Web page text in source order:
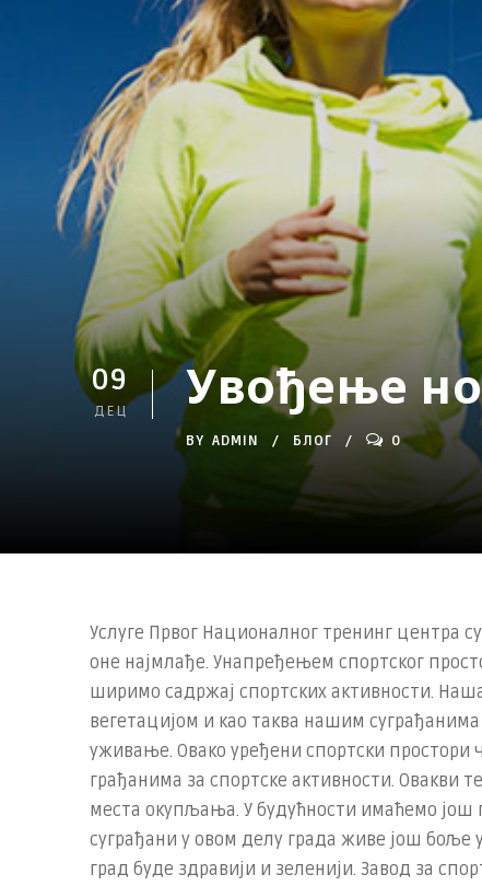
09
ДЕЦ Увођење
BY ADMIN БЛОГ 0
Услуге Првог Националног тренинг центра
оне најмлађе. Унапређењем спортског
ширимо садржај спортских активности.
вегетацијом и као таква нашим
уживање. Овако уређени спортски
грађанима за спортске активности. Овакви
места окупљања. У будућности имаћемо
суграђани у овом делу града живе још
град буде здравији и зеленији. Завод за